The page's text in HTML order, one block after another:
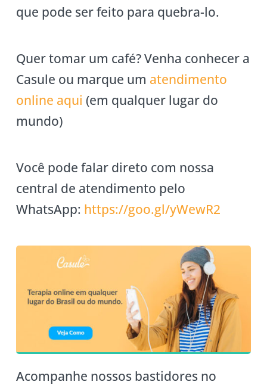
que pode ser feito para quebra-lo.
Quer tomar um café? Venha conhecer a
Casule ou marque um atendimento
online aqui (em qualquer lugar do
mundo)
Você pode falar direto com nossa
central de atendimento pelo
WhatsApp: https://goo.gl/yWewR2
Acompanhe nossos bastidores no